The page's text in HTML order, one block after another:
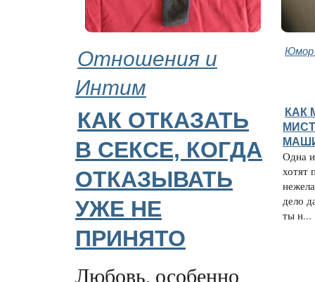
Отношения и
Интим
Юмор
КАК ОТКАЗАТЬ
В СЕКСЕ, КОГДА
ОТКАЗЫВАТЬ
УЖЕ НЕ
ПРИНЯТО
Любовь, особенно
КАК
Одна
хотят
дело
ты н...